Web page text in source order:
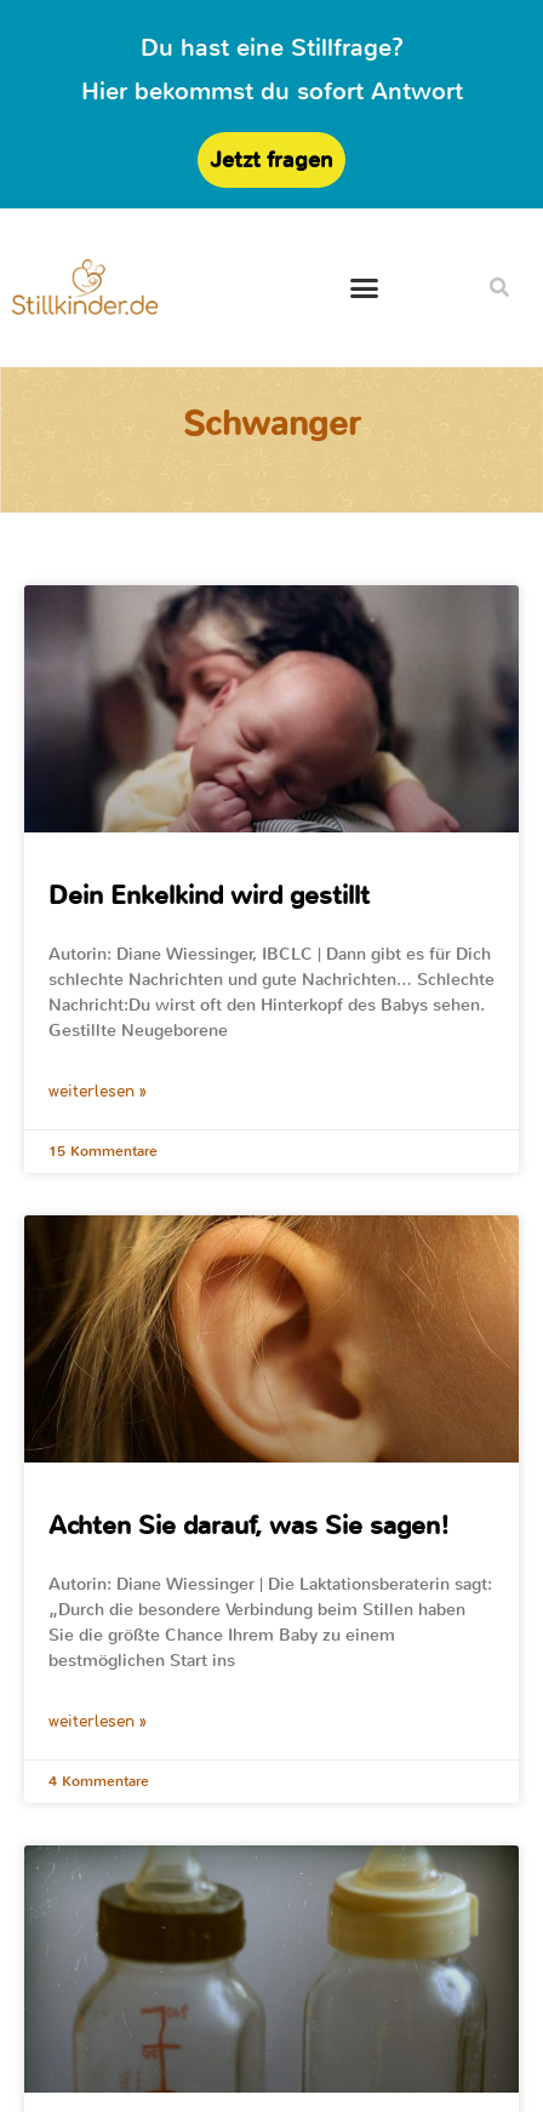
Du hast eine Stillfrage?
Hier bekommst du sofort Antwort
Jetzt fragen
Schwanger
Dein Enkelkind wird gestillt
Autorin: Diane Wiessinger, IBCLC | Dann gibt es für Dich
schlechte Nachrichten und gute Nachrichten… Schlechte
Nachricht:Du wirst oft den Hinterkopf des Babys sehen.
Gestillte Neugeborene
weiterlesen »
15 Kommentare
Achten Sie darauf, was Sie sagen!
Autorin: Diane Wiessinger | Die Laktationsberaterin sagt:
„Durch die besondere Verbindung beim Stillen haben
Sie die größte Chance Ihrem Baby zu einem
bestmöglichen Start ins
weiterlesen »
4 Kommentare